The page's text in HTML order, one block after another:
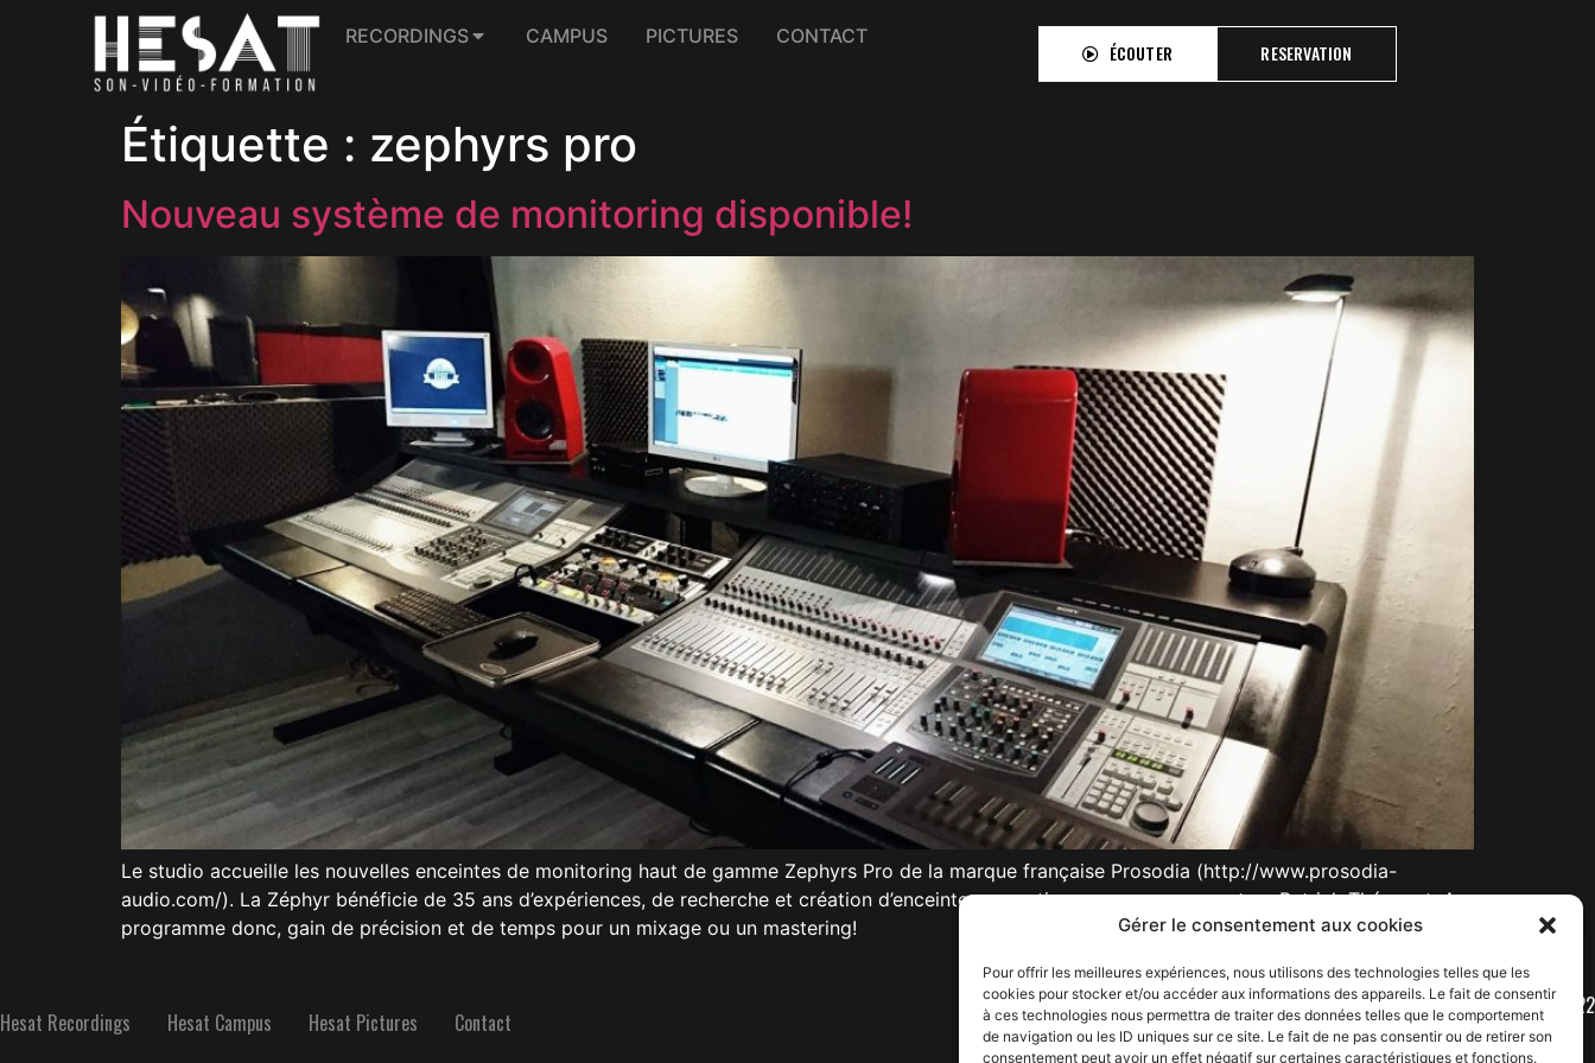
Gérer le consentement aux cookies
Pour offrir les meilleures expériences, nous utilisons des technologies telles que les
cookies pour stocker et/ou accéder aux informations des appareils. Le fait de consentir
à ces technologies nous permettra de traiter des données telles que le comportement
de navigation ou les ID uniques sur ce site. Le fait de ne pas consentir ou de retirer son
consentement peut avoir un effet négatif sur certaines caractéristiques et fonctions.
RECORDINGS CAMPUS PICTURES CONTACT
ÉCOUTER RESERVATION
Étiquette : zephyrs pro
Nouveau système de monitoring disponible!
Le studio accueille les nouvelles enceintes de monitoring haut de gamme Zephyrs Pro de la marque française Prosodia (http://www.prosodia-
audio.com/). La Zéphyr bénéficie de 35 ans d’expériences, de recherche et création d’enceintes acoustiques par son concepteur Patrick Thévenot. Au
programme donc, gain de précision et de temps pour un mixage ou un mastering!
Hesat Recordings Hesat Campus Hesat Pictures Contact
CONTACT : 06 61 32 64 22